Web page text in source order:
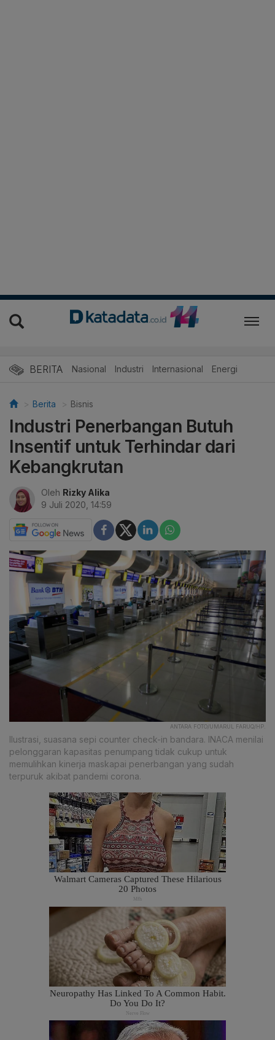
BERITA Nasional Industri Internasional Energi
Berita Bisnis
Industri Penerbangan Butuh
Insentif untuk Terhindar dari
Kebangkrutan
Oleh Rizky Alika
9 Juli 2020, 14:59
ANTARA FOTO/UMARUL FARUQ/HP.
Ilustrasi, suasana sepi counter check-in bandara. INACA menilai
pelonggaran kapasitas penumpang tidak cukup untuk
memulihkan kinerja maskapai penerbangan yang sudah
terpuruk akibat pandemi corona.